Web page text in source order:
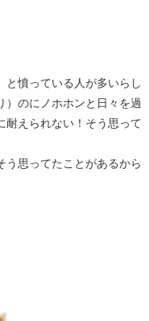
と憤っている人が多いらし
）のにノホホンと日々を過
耐えられない！そう思って
う思ってたことがあるから